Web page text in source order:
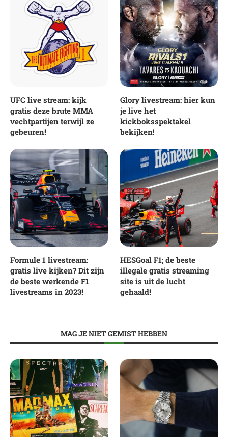
UFC live stream: kijk
gratis deze brute MMA
vechtpartijen terwijl ze
gebeuren!
Glory livestream: hier kun
je live het
kickboksspektakel
bekijken!
Formule 1 livestream:
gratis live kijken? Dit zijn
de beste werkende F1
livestreams in 2023!
HESGoal F1; de beste
illegale gratis streaming
site is uit de lucht
gehaald!
MAG JE NIET GEMIST HEBBEN